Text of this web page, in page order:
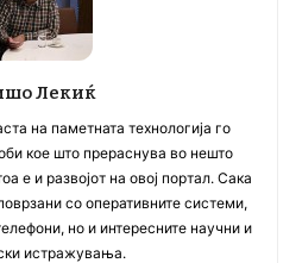
Лекиќ
на паметната технологија го
кое што прераснува во нешто
е и развојот на овој портал. Сака
со оперативните системи,
но и интересните научни и
истражувања.